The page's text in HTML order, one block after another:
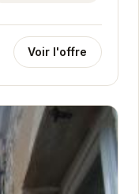
Voir l'offre